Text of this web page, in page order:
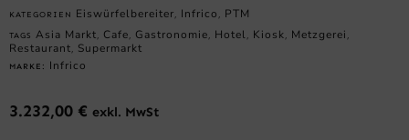
KATEGORIEN Eiswürfelbereiter , Infrico , PTM
TAGS Asia Markt , Cafe , Gastronomie , Hotel , Kiosk , Metzgerei ,
Restaurant , Supermarkt
MARKE: Infrico
3.232,00 € exkl. MwSt